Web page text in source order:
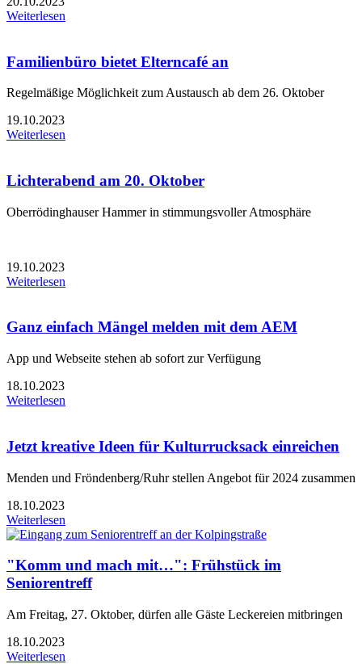
Weiterlesen
Familienbüro bietet Elterncafé an
Regelmäßige Möglichkeit zum Austausch ab dem 26. Oktober
19.10.2023
Weiterlesen
Lichterabend am 20. Oktober
Oberrödinghauser Hammer in stimmungsvoller Atmosphäre
19.10.2023
Weiterlesen
Ganz einfach Mängel melden mit dem AEM
App und Webseite stehen ab sofort zur Verfügung
18.10.2023
Weiterlesen
Jetzt kreative Ideen für Kulturrucksack einreichen
Menden und Fröndenberg/Ruhr stellen Angebot für 2024 zusammen
18.10.2023
Weiterlesen
"Komm und mach mit…": Frühstück im
Seniorentreff
Am Freitag, 27. Oktober, dürfen alle Gäste Leckereien mitbringen
18.10.2023
Weiterlesen